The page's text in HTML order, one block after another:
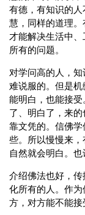
有德，有知识的人
慧，同样的道理。
才能解决生活中
所有的问题。
对学问高的人，知
难说服的。但是
能明白，也能接受
了、明白了，来
靠文凭的。信佛
些。所以慢慢来，
自然就会明白。
介绍佛法也好，
化所有的人。作
方，对方能不能接